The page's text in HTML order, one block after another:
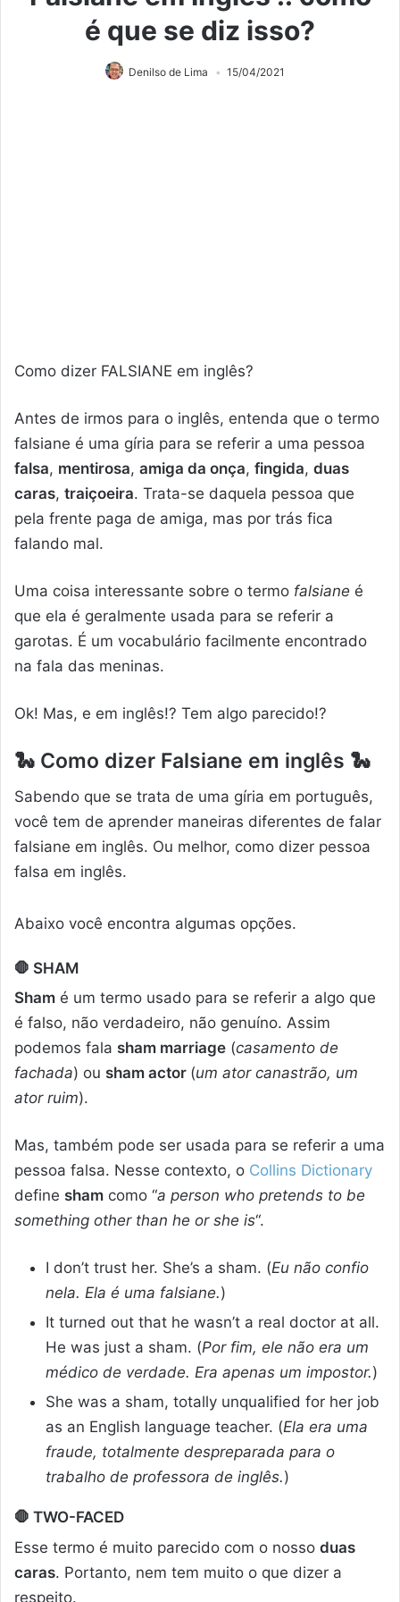
é que se diz isso?
Denilso de Lima 15/04/2021
Como dizer FALSIANE em inglês?
Antes de irmos para o inglês, entenda que o termo
falsiane é uma gíria para se referir a uma pessoa
falsa, mentirosa, amiga da onça, fingida, duas
caras, traiçoeira. Trata-se daquela pessoa que
pela frente paga de amiga, mas por trás fica
falando mal.
Uma coisa interessante sobre o termo falsiane é
que ela é geralmente usada para se referir a
garotas. É um vocabulário facilmente encontrado
na fala das meninas.
Ok! Mas, e em inglês!? Tem algo parecido!?
🐍 Como dizer Falsiane em inglês 🐍
Sabendo que se trata de uma gíria em português,
você tem de aprender maneiras diferentes de falar
falsiane em inglês. Ou melhor, como dizer pessoa
falsa em inglês.
Abaixo você encontra algumas opções.
🛑 SHAM
Sham é um termo usado para se referir a algo que
é falso, não verdadeiro, não genuíno. Assim
podemos fala sham marriage (casamento de
fachada) ou sham actor (um ator canastrão, um
ator ruim).
Mas, também pode ser usada para se referir a uma
pessoa falsa. Nesse contexto, o Collins Dictionary
define sham como “a person who pretends to be
something other than he or she is“.
I don’t trust her. She’s a sham. (Eu não confio
nela. Ela é uma falsiane.)
It turned out that he wasn’t a real doctor at all.
He was just a sham. (Por fim, ele não era um
médico de verdade. Era apenas um impostor.)
She was a sham, totally unqualified for her job
as an English language teacher. (Ela era uma
fraude, totalmente despreparada para o
trabalho de professora de inglês.)
🛑 TWO-FACED
Esse termo é muito parecido com o nosso duas
caras. Portanto, nem tem muito o que dizer a
respeito.